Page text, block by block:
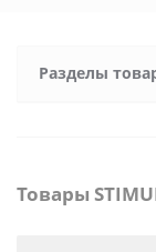
Разделы
Товары